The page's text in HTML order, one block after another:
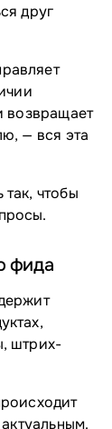
друг
возвращает
— вся эта
чтобы
фида
штрих-